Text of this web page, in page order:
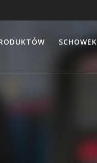
SCHOWEK